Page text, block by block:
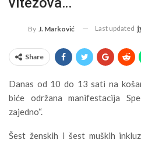
By J. Marković Last updated
Share
Danas od 10 do 13 sati na
biće održana manifestacija
zajedno“.
Šest ženskih i šest muških